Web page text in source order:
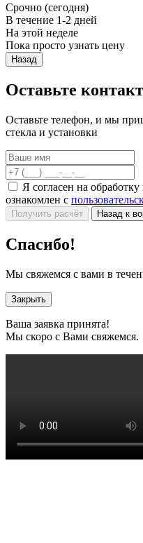
Срочно (сегодня)
В течение 1-2 дней
На этой неделе
Пока просто узнать цену
Назад
Оставьте
Оставьте телефон, и мы
стекла и установки
Я согласен на
ознакомлен с
Получить расчёт Назад к
Спасибо!
Мы свяжемся с вами в
Закрыть
Ваша заявка принята!
Мы скоро с Вами свяжемся.